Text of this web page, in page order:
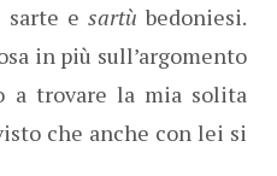
sarte e sartù bedoniesi.
in più sull’argomento
a trovare la mia solita
che anche con lei si